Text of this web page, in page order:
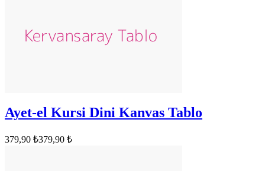
Ayet-el Kursi Dini Kanvas Tablo
379,90 ₺379,90 ₺